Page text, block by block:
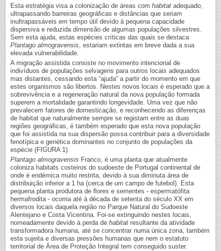
Esta estratégia visa a colonização de áreas com habitat adequado,
ultrapassando barreiras geográficas e distâncias que seriam
inultrapassáveis em tempo útil devido à pequena capacidade
dispersiva e reduzida dimensão de algumas populações silvestres.
Sem esta ajuda, estas espécies críticas das quais se destaca
Plantago almogravensis, estariam extintas em breve dada a sua
elevada vulnerabilidade.
A migração assistida consiste no movimento intencional de
indivíduos de populações selvagens para outros locais adequados
mas distantes, cessando esta “ajuda” a partir do momento em que
estes organismos são libertos. Nestes novos locais é esperado que a
sobrevivência e a regeneração natural da nova população formada
superem a mortalidade garantindo longevidade. Uma vez que não
prevalecem fatores de domesticação, e reconhecendo as diferenças
de habitat que naturalmente sempre se registam entre as duas
regiões geográficas, é também esperado que esta nova população
que foi assistida na sua dispersão possa contribuir para a diversidade
fenotípica e genética dominantes no conjunto de populações da
espécie (FIGURA 1).
Plantago almogravensis Franco, é uma planta que atualmente
coloniza habitats costeiros do sudoeste de Portugal continental de
onde é endémica muito restrita, devido à sua diminuta área de
distribuição inferior a 1 ha (cerca de um campo de futebol). Esta
pequena planta produtora de flores e sementes - espermatófita
hermafrodita - ocorria até à década de setenta do século XX em
diversos locais daquela região no Parque Natural do Sudoeste
Alentejano e Costa Vicentina. Foi-se extinguindo nestes locais,
nomeadamente devido à perda de habitat resultante da atividade
transformadora humana, até se concentrar numa única zona, também
esta sujeita e diversas pressões humanas que nem o estatuto
territorial de Área de Proteção Integral tem conseguido suster.